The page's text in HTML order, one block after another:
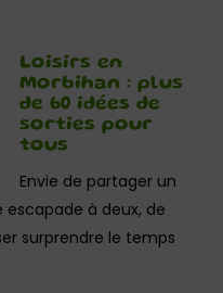
Loisirs en
Morbihan : plus
de 60 idées de
sorties pour
tous
Envie de partager un
à deux, de
surprendre le temps